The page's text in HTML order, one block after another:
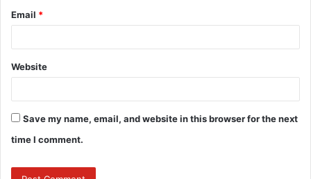
Email *
Website
Save my name, email, and website in this browser for the next
time I comment.